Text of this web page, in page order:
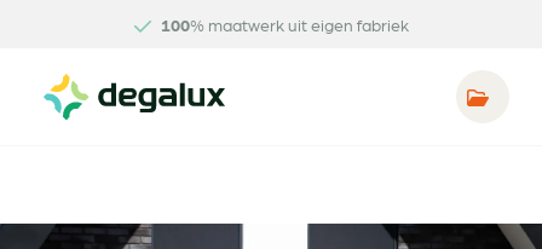
100% maatwerk uit eigen fabriek